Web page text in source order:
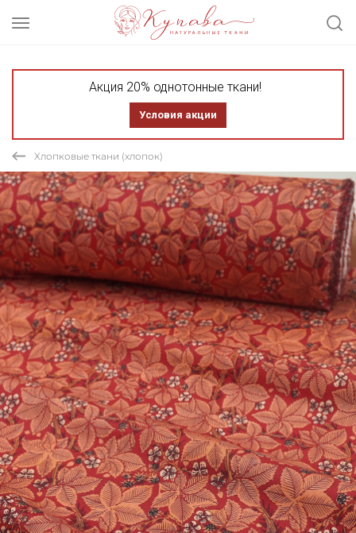
Акция 20% однотонные ткани!
Условия акции
Хлопковые ткани (хлопок)